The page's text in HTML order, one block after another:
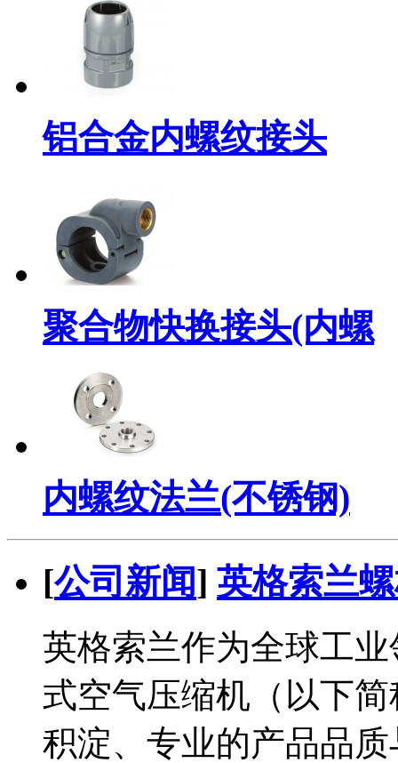
铝合金内螺纹接头
聚合物快换接头(内螺
内螺纹法兰(不锈钢)
[公司新闻] 英格索兰
英格索兰作为全球工
式空气压缩机（以下
积淀、专业的产品品